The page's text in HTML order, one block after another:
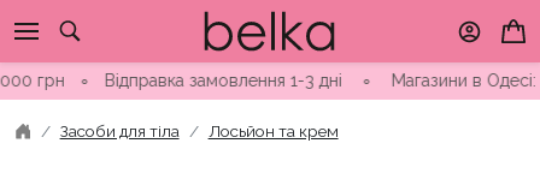
to
content
∘Відправка замовлення 1-3 дні ∘ Магазини в Одесі: вул.
Засоби для тіла Лосьйон та крем